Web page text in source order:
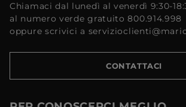
Chiamaci dal lunedì al venerdì 9:30-
al numero verde gratuito 800.914.998
oppure scrivici a
CONTATTACI